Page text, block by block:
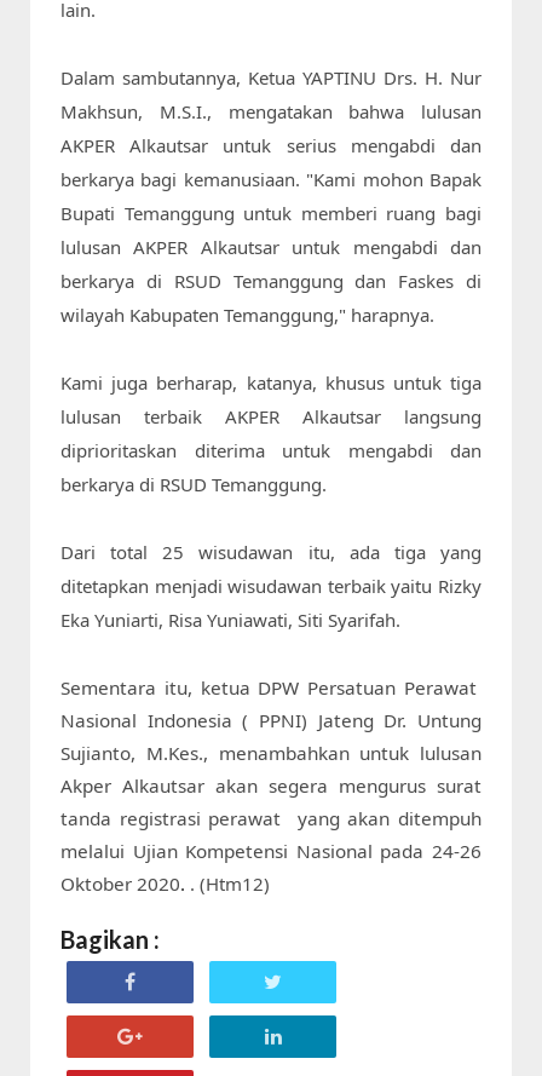
lain.
Dalam sambutannya, Ketua YAPTINU Drs. H. Nur
Makhsun, M.S.I., mengatakan bahwa lulusan
AKPER Alkautsar untuk serius mengabdi dan
berkarya bagi kemanusiaan. "Kami mohon Bapak
Bupati Temanggung untuk memberi ruang bagi
lulusan AKPER Alkautsar untuk mengabdi dan
berkarya di RSUD Temanggung dan Faskes di
wilayah Kabupaten Temanggung," harapnya.
Kami juga berharap, katanya, khusus untuk tiga
lulusan terbaik AKPER Alkautsar langsung
diprioritaskan diterima untuk mengabdi dan
berkarya di RSUD Temanggung.
Dari total 25 wisudawan itu, ada tiga yang
ditetapkan menjadi wisudawan terbaik yaitu Rizky
Eka Yuniarti, Risa Yuniawati, Siti Syarifah.
Sementara itu, ketua DPW Persatuan Perawat
Nasional Indonesia ( PPNI) Jateng Dr. Untung
Sujianto, M.Kes., menambahkan untuk lulusan
Akper Alkautsar akan segera mengurus surat
tanda registrasi perawat yang akan ditempuh
melalui Ujian Kompetensi Nasional pada 24-26
Oktober 2020. . (Htm12)
Bagikan :